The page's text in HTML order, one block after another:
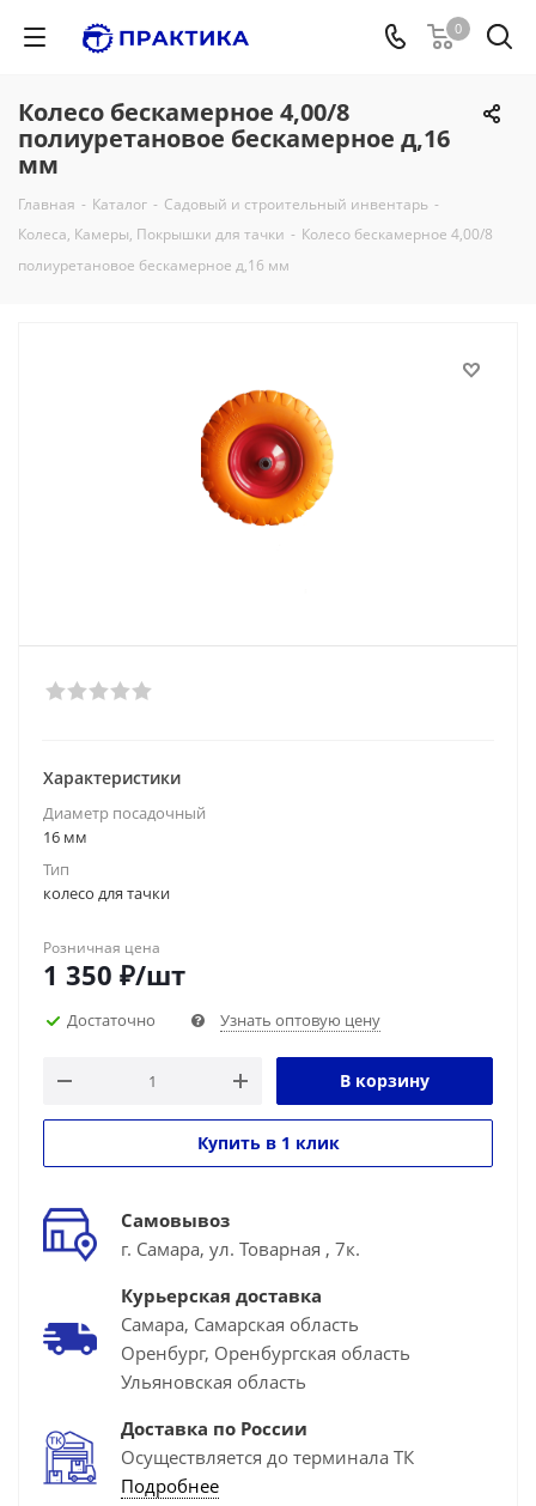
0
Колесо бескамерное 4,00/8
полиуретановое бескамерное д,16
мм
Главная - Каталог - Садовый и строительный инвентарь -
Колеса, Камеры, Покрышки для тачки - Колесо бескамерное 4,00/8
полиуретановое бескамерное д,16 мм
Характеристики
Диаметр посадочный
16 мм
Тип
колесо для тачки
Розничная цена
1 350 ₽/шт
Достаточно Узнать оптовую цену
В корзину
Купить в 1 клик
Самовывоз
г. Самара, ул. Товарная , 7к.
Курьерская доставка
Самара, Самарская область
Оренбург, Оренбургская область
Ульяновская область
Доставка по России
Осуществляется до терминала ТК
Подробнее